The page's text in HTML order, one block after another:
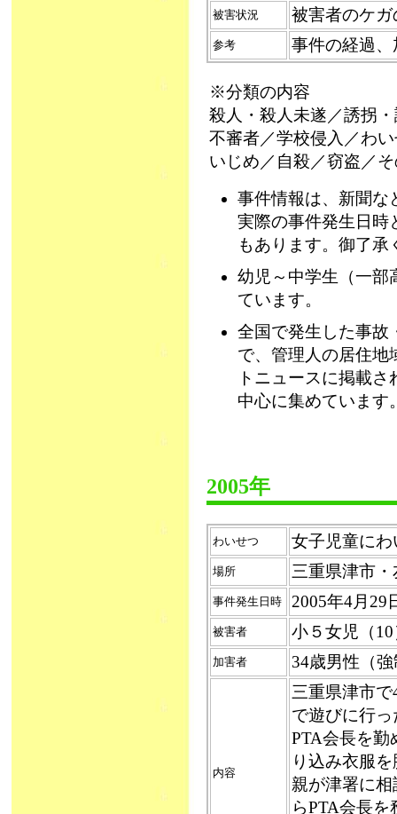
被害状況 被害者のケ
参考 事件の経過
※分類の内容
殺人・殺人未遂／誘拐
不審者／学校侵入／わ
いじめ／自殺／窃盗／
事件情報は、新聞な
実際の事件発生日時
もあります。御了承
幼児～中学生（一部
ています。
全国で発生した事故
で、管理人の居住地
トニュースに掲載
中心に集めています
2005年
わいせつ 女子児童にわ
場所 三重県津市・
事件発生日時 2005年4月
被害者 小５女児（
加害者 34歳男性（
内容
三重県津市
で遊びに行
PTA会長を勤
り込み衣服
親が津署に
らPTA会長